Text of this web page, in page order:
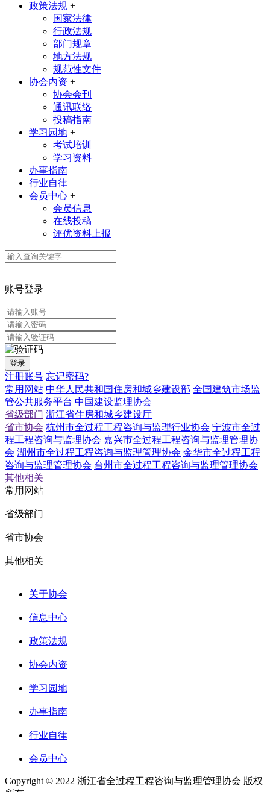
政策法规 +
国家法律
行政法规
部门规章
地方法规
规范性文件
协会内资 +
协会会刊
通讯联络
投稿指南
学习园地 +
考试培训
学习资料
办事指南
行业自律
会员中心 +
会员信息
在线投稿
评优资料上报
账号登录
登录
注册账号 忘记密码?
常用网站 中华人民共和国住房和城乡建设部 全国建筑市场监
管公共服务平台 中国建设监理协会
省级部门 浙江省住房和城乡建设厅
省市协会 杭州市全过程工程咨询与监理行业协会 宁波市全过
程工程咨询与监理协会 嘉兴市全过程工程咨询与监理管理协
会 湖州市全过程工程咨询与监理管理协会 金华市全过程工程
咨询与监理管理协会 台州市全过程工程咨询与监理管理协会
其他相关
常用网站
省级部门
省市协会
其他相关
关于协会
|
信息中心
|
政策法规
|
协会内资
|
学习园地
|
办事指南
|
行业自律
|
会员中心
Copyright © 2022 浙江省全过程工程咨询与监理管理协会 版权